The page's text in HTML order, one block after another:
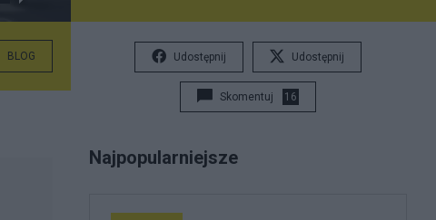
BLOG Udostępnij Udostępnij
Skomentuj 16
Najpopularniejsze